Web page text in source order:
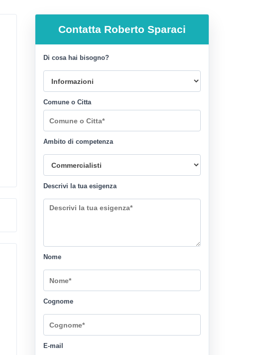
Contatta Roberto Sparaci
Di cosa hai bisogno?
Comune o Citta
Ambito di competenza
Descrivi la tua esigenza
Nome
Cognome
E-mail